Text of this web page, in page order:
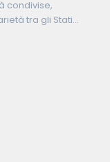
condivise,
tra gli Stati
Europea,